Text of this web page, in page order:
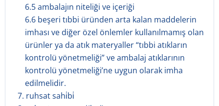
6.5 ambalajın niteliği ve içeriği
6.6 beşeri tıbbi üründen arta kalan maddelerin
imhası ve diğer özel önlemler kullanılmamış olan
ürünler ya da atık materyaller “tıbbi atıkların
kontrolü yönetmeliği” ve ambalaj atıklarının
kontrolü yönetmeliği’ne uygun olarak imha
edilmelidir.
7. ruhsat sahi̇bi̇